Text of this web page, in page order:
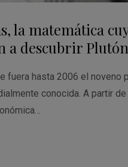
la matemática
a descubrir Plutón
fuera hasta 2006 el noveno
conocida. A partir de